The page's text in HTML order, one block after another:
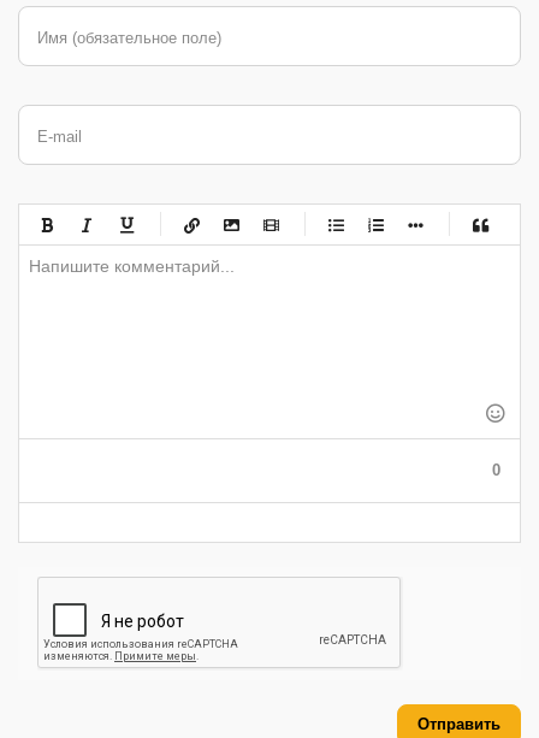
Имя (обязательное поле)
E-mail
-
-
-
0
Отправить